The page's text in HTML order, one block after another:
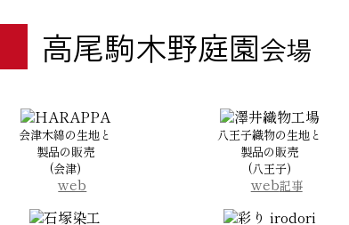
高尾駒木野庭園会場
HARAPPA
会津木綿の生地と
製品の販売
(会津)
web
澤井織物工場
八王子織物の生地と
製品の販売
(八王子)
web記事
石塚染工 彩り irodori